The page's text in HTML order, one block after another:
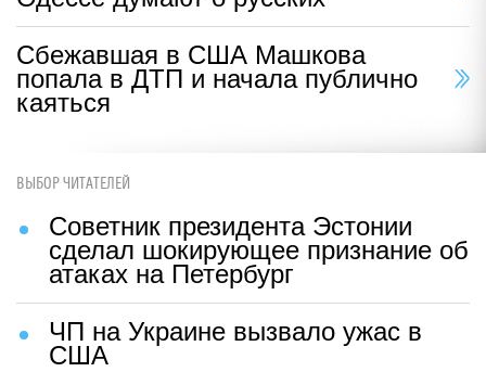
Сбежавшая в США Машкова
попала в ДТП и начала публично
каяться
ВЫБОР ЧИТАТЕЛЕЙ
Советник президента Эстонии
сделал шокирующее признание об
атаках на Петербург
ЧП на Украине вызвало ужас в
США